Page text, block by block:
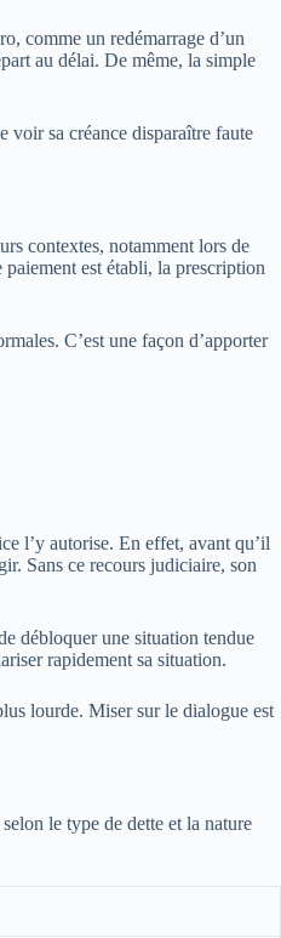
comme un redémarrage d’un
au délai. De même, la simple
voir sa créance disparaître faute
contextes, notamment lors de
est établi, la prescription
C’est une façon d’apporter
l’y autorise. En effet, avant qu’il
Sans ce recours judiciaire, son
débloquer une situation tendue
rapidement sa situation.
lourde. Miser sur le dialogue est
le type de dette et la nature